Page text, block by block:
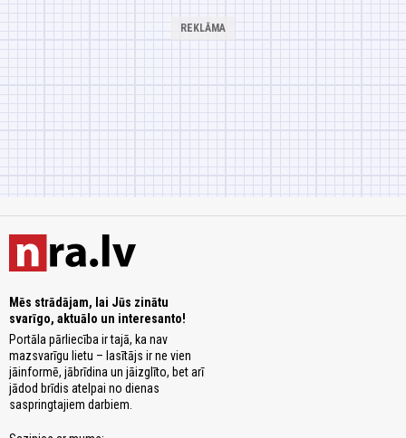
Mēs strādājam, lai Jūs zinātu
svarīgo, aktuālo un interesanto!
Portāla pārliecība ir tajā, ka nav
mazsvarīgu lietu – lasītājs ir ne vien
jāinformē, jābrīdina un jāizglīto, bet arī
jādod brīdis atelpai no dienas
saspringtajiem darbiem.